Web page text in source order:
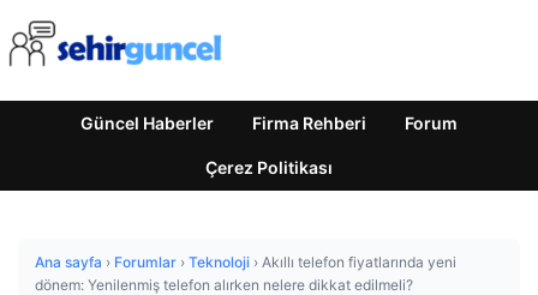
Güncel Haberler Firma Rehberi Forum
Çerez Politikası
Ana sayfa › Forumlar › Teknoloji › Akıllı telefon fiyatlarında yeni
dönem: Yenilenmiş telefon alırken nelere dikkat edilmeli?